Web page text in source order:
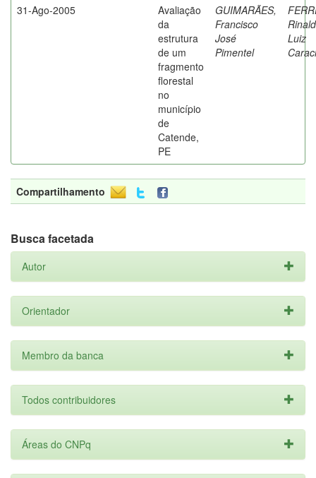
31-Ago-2005
Avaliação
da
estrutura
de um
fragmento
florestal
no
município
de
Catende,
PE
GUIMARÃES,
Francisco
José
Pimentel
Luiz
Compartilhamento
Busca facetada
Autor
Orientador
Membro da banca
Todos contribuidores
Áreas do CNPq